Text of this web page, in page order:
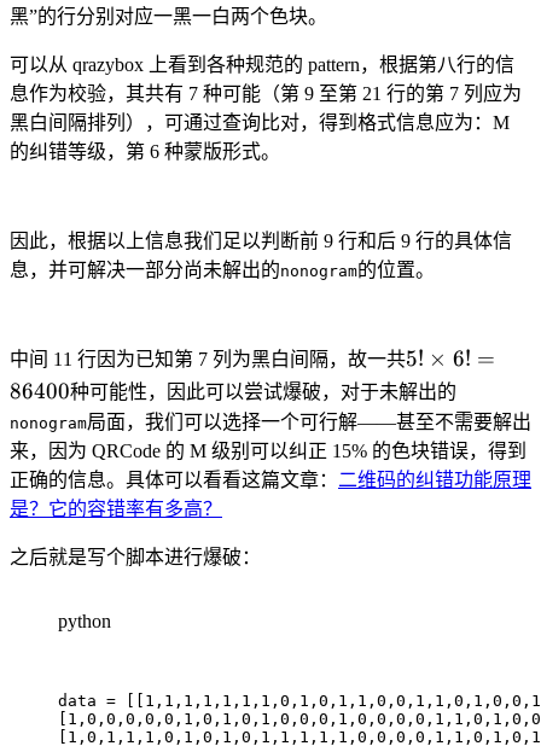
黑”的行分别对应一黑一白两个色块。
可以从 qrazybox 上看到各种规范的 pattern，根据第八行的信
息作为校验，其共有 7 种可能（第 9 至第 21 行的第 7 列应为
黑白间隔排列），可通过查询比对，得到格式信息应为：M
的纠错等级，第 6 种蒙版形式。
因此，根据以上信息我们足以判断前 9 行和后 9 行的具体信
息，并可解决一部分尚未解出的nonogram的位置。
中间 11 行因为已知第 7 列为黑白间隔，故一共5!
\times
6! =
86400
5! × 6! =
86400种可能性，因此可以尝试爆破，对于未解出的
nonogram局面，我们可以选择一个可行解——甚至不需要解出
来，因为 QRCode 的 M 级别可以纠正 15% 的色块错误，得到
正确的信息。具体可以看看这篇文章： 二维码的纠错功能原理
是？它的容错率有多高？
之后就是写个脚本进行爆破：
python
data = 1 , 1 , 1 , 1 , 1 , 1 , 1 , 0 , 1 , 0 , 1 , 1 , 0 , 0 , 1 , 1 , 0 , 1 , 0 , 0 , 1
1 , 0 , 0 , 0 , 0 , 0 , 1 , 0 , 1 , 0 , 1 , 0 , 0 , 0 , 1 , 0 , 0 , 0 , 0 , 1 , 1 , 0 , 1 , 0 , 0
1 , 0 , 1 , 1 , 1 , 0 , 1 , 0 , 1 , 0 , 1 , 1 , 1 , 1 , 1 , 0 , 0 , 0 , 0 , 1 , 1 , 0 , 1 , 0 , 1